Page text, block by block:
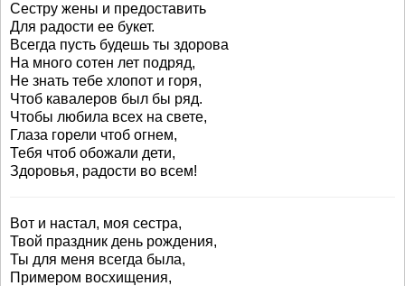
Сестру жены и предоставить
Для радости ее букет.
Всегда пусть будешь ты здорова
На много сотен лет подряд,
Не знать тебе хлопот и горя,
Чтоб кавалеров был бы ряд.
Чтобы любила всех на свете,
Глаза горели чтоб огнем,
Тебя чтоб обожали дети,
Здоровья, радости во всем!
Вот и настал, моя сестра,
Твой праздник день рождения,
Ты для меня всегда была,
Примером восхищения,